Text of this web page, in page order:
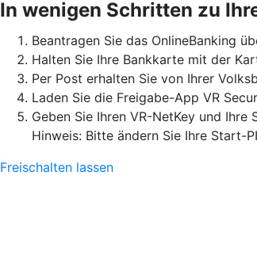
In wenigen Schritten zu
Beantragen Sie das OnlineBanking
Halten Sie Ihre Bankkarte mit der
Per Post erhalten Sie von Ihrer
Laden Sie die Freigabe-App VR
Geben Sie Ihren VR-NetKey und
Hinweis: Bitte ändern Sie Ihre Start-
Freischalten lassen